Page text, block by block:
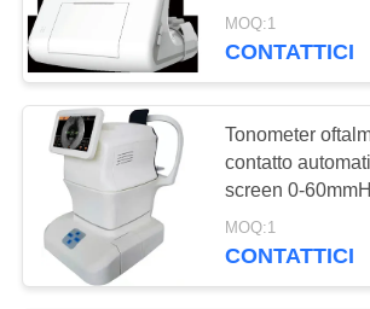
FABBRICA
CONTROLLO
QUALITÀ
CONTATTICI
Insieme di
della lente di
optometria
touchable LCD
intraoculare di
MOQ:1
CONTATTICI
Tonometer
contatto
screen 0-
comprende la
libera fra 30/
MOQ:1
CONTATTICI